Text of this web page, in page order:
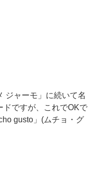
ジャーモ」に続いて名
ドですが、これでOKで
gusto」(ムチョ・グ